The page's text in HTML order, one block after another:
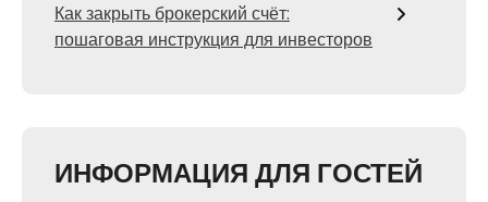
Как закрыть брокерский счёт:
пошаговая инструкция для инвесторов
ИНФОРМАЦИЯ ДЛЯ ГОСТЕЙ